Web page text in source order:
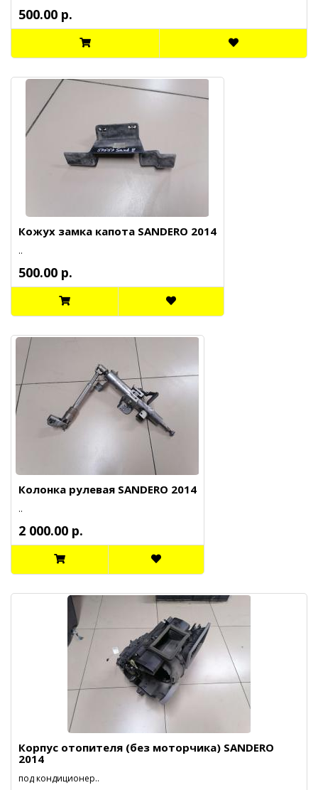
500.00 р.
Кожух замка капота SANDERO 2014
..
500.00 р.
Колонка рулевая SANDERO 2014
..
2 000.00 р.
Корпус отопителя (без моторчика) SANDERO
2014
под кондиционер..